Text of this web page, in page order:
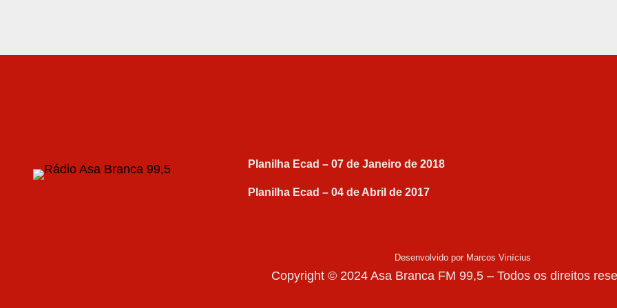
Planilha Ecad – 07 de Janeiro de 2018
Planilha Ecad – 04 de Abril de 2017
Desenvolvido por Marcos Vinícius
Copyright © 2024 Asa Branca FM 99,5 – Todos os direitos